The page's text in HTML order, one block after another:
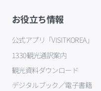
お役立ち情報
公式アプリ「VISITKOREA」
1330観光通訳案内
観光資料ダウンロード
デジタルブック／電子書籍